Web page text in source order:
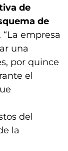
de
de
. “La empresa
una
por quince
el
del
la